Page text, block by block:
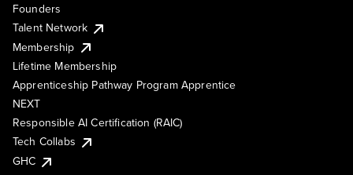
Founders
Talent Network
Membership
Lifetime Membership
Apprenticeship Pathway Program Apprentice
NEXT
Responsible AI Certification (RAIC)
Tech Collabs
GHC